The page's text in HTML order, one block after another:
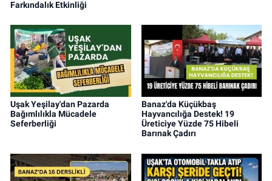
Farkındalık Etkinliği
Uşak Yeşilay'dan Pazarda
Bağımlılıkla Mücadele
Seferberliği
Banaz'da Küçükbaş
Hayvancılığa Destek! 19
Üreticiye Yüzde 75 Hibeli
Barınak Çadırı